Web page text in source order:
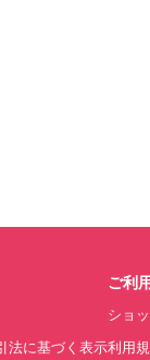
法に基づく表示
ご利
ショ
利用